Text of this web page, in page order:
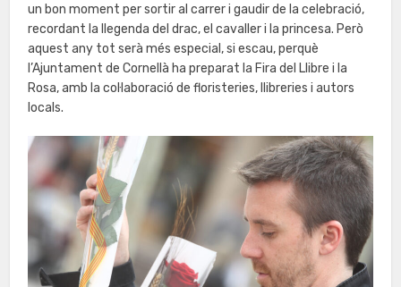
un bon moment per sortir al carrer i gaudir de la celebració,
recordant la llegenda del drac, el cavaller i la princesa. Però
aquest any tot serà més especial, si escau, perquè
l’Ajuntament de Cornellà ha preparat la Fira del Llibre i la
Rosa, amb la col·laboració de floristeries, llibreries i autors
locals.